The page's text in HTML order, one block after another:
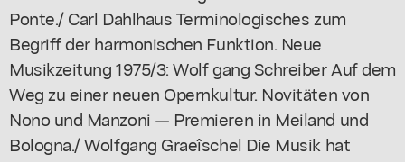
Ponte./ Carl Dahlhaus Terminologisches zum
Begriff der harmonischen Funktion. Neue
Musikzeitung 1975/3: Wolf gang Schreiber Auf dem
Weg zu einer neuen Opernkultur. Novitäten von
Nono und Manzoni — Premieren in Meiland und
Bologna./ Wolfgang Graeîschel Die Musik hat